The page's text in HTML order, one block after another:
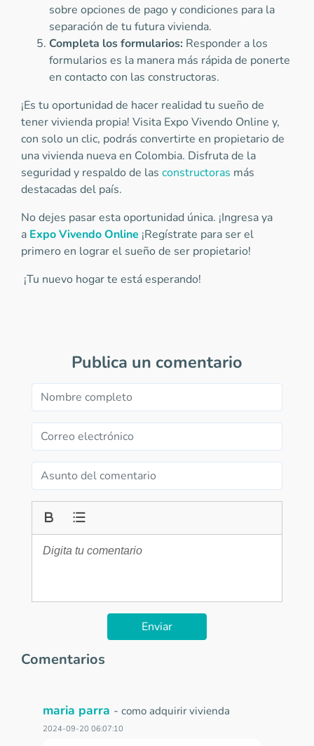
sobre opciones de pago y condiciones para la
separación de tu futura vivienda.
Completa los formularios: Responder a los
formularios es la manera más rápida de ponerte
en contacto con las constructoras.
¡Es tu oportunidad de hacer realidad tu sueño de
tener vivienda propia! Visita Expo Vivendo Online y,
con solo un clic, podrás convertirte en propietario de
una vivienda nueva en Colombia. Disfruta de la
seguridad y respaldo de las constructoras más
destacadas del país.
No dejes pasar esta oportunidad única. ¡Ingresa ya
a Expo Vivendo Online ¡Regístrate para ser el
primero en lograr el sueño de ser propietario!
¡Tu nuevo hogar te está esperando!
Publica un comentario
Enviar
Comentarios
maria parra - como adquirir vivienda
2024-09-20 06:07:10